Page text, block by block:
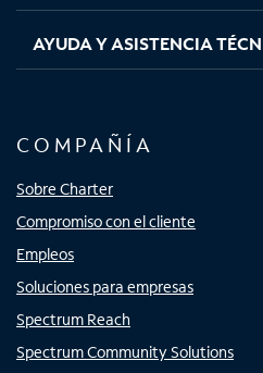
AYUDA Y ASISTENCIA
COMPAÑÍA
Sobre Charter
Compromiso con el cliente
Empleos
Soluciones para empresas
Spectrum Reach
Spectrum Community Solutions